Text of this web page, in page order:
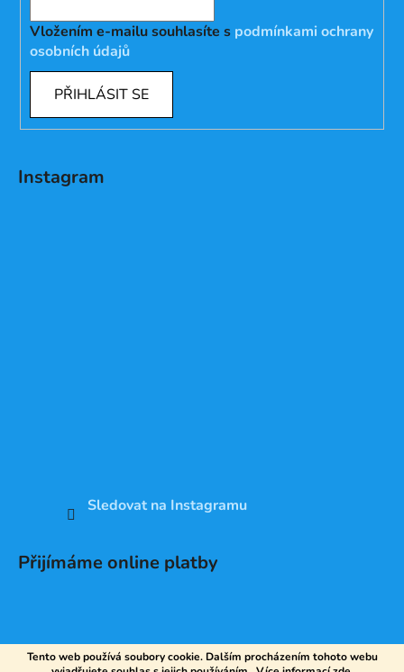
Tento web používá soubory cookie. Dalším procházením tohoto webu
Vložením e-mailu souhlasíte s podmínkami ochrany
osobních údajů
PŘIHLÁSIT SE
Instagram
Sledovat na Instagramu
Přijímáme online platby